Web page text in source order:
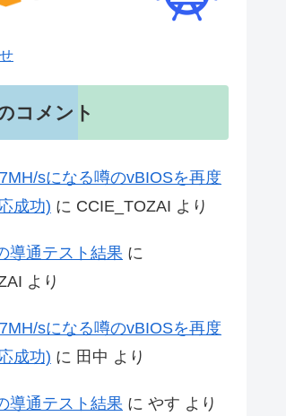
コメント
sになる噂のvBIOSを再度
成功) に CCIE_TOZAI より
導通テスト結果 に
より
sになる噂のvBIOSを再度
成功) に 田中 より
導通テスト結果 に やす より